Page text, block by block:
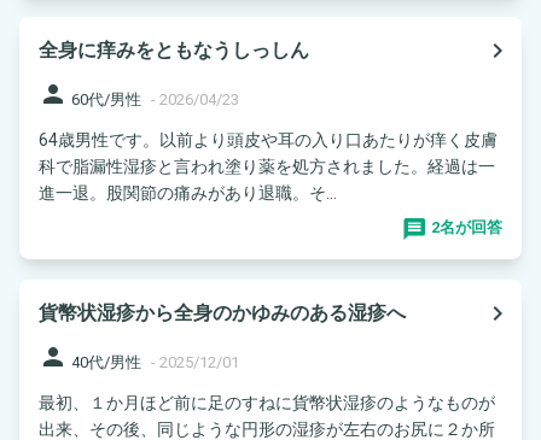
全身に痒みをともなうしっしん
navigate_next
person 60代/男性 - 2026/04/23
64歳男性です。以前より頭皮や耳の入り口あたりが痒く皮膚
科で脂漏性湿疹と言われ塗り薬を処方されました。経過は一
進一退。股関節の痛みがあり退職。そ...
2名が回答
貨幣状湿疹から全身のかゆみのある湿疹へ
navigate_next
person 40代/男性 - 2025/12/01
最初、１か月ほど前に足のすねに貨幣状湿疹のようなものが
出来、その後、同じような円形の湿疹が左右のお尻に２か所